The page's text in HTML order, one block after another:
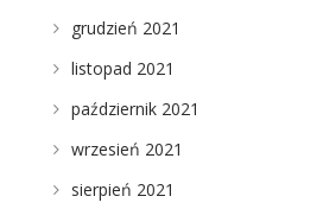
grudzień 2021
listopad 2021
październik 2021
wrzesień 2021
sierpień 2021